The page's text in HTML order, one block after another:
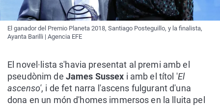
El ganador del Premio Planeta 2018, Santiago Posteguillo, y la finalista,
Ayanta Barilli | Agencia EFE
El novel·lista s'havia presentat al premi amb el
pseudònim de James Sussex i amb el títol 'El
ascenso', i de fet narra l'ascens fulgurant d'una
dona en un món d'homes immersos en la lluita pel